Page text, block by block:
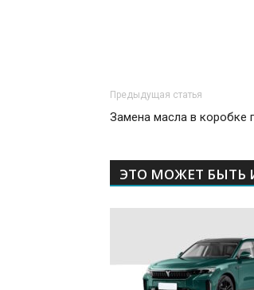
Предыдущая статья
Замена масла в коробке
ЭТО МОЖЕТ БЫТЬ